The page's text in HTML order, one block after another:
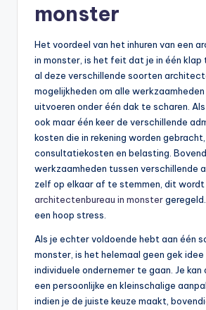
monster
Het voordeel van het inhuren van een
in monster, is het feit dat je in één
al deze verschillende soorten
mogelijkheden om alle
uitvoeren onder één dak te scharen.
ook maar één keer de verschillende
kosten die in rekening worden
consultatiekosten en belasting.
werkzaamheden tussen verschillende
zelf op elkaar af te stemmen, dit
architectenbureau in monster
een hoop stress.
Als je echter voldoende hebt aan één
monster, is het helemaal geen gek idee
individuele ondernemer te gaan. Je kan
een persoonlijke en kleinschalige
indien je de juiste keuze maakt,